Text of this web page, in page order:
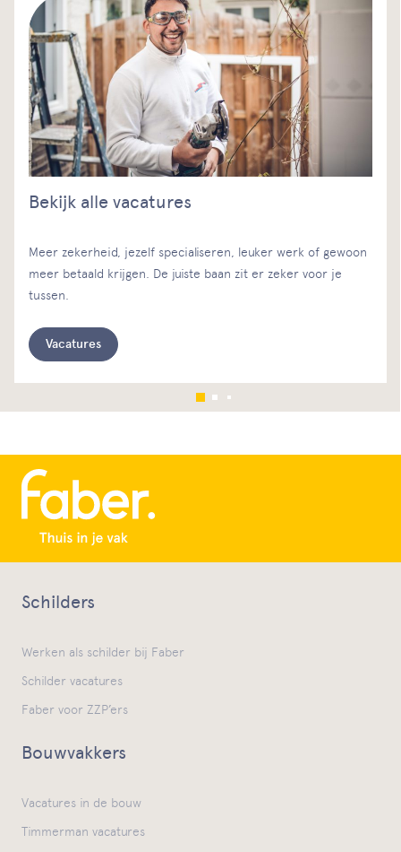
Bekijk alle vacatures
Meer zekerheid, jezelf specialiseren, leuker werk of gewoon
meer betaald krijgen. De juiste baan zit er zeker voor je
tussen.
Vacatures
Schilders
Werken als schilder bij Faber
Schilder vacatures
Faber voor ZZP’ers
Bouwvakkers
Vacatures in de bouw
Timmerman vacatures